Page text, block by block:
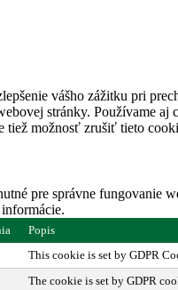
vášho zážitku pri
stránky. Používame
tiež možnosť zrušiť tieto
pre správne fungovanie
Popis
This cookie is set by GDPR
The cookie is set by GDPR